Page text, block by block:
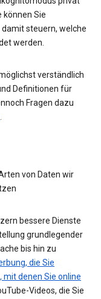
können Sie
steuern, welche
werden.
verständlich
Definitionen für
Fragen dazu
.
von Daten wir
bessere Dienste
grundlegender
bis hin zu
die Sie
mit denen Sie online
Videos, die Sie